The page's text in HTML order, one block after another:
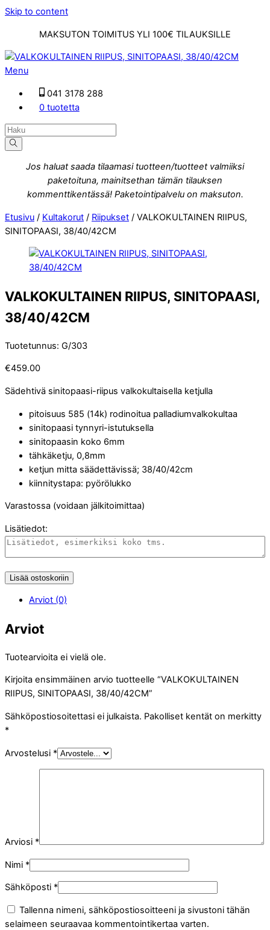
Skip to content
MAKSUTON TOIMITUS YLI 100€ TILAUKSILLE
Menu
041 3178 288
0 tuotetta
Jos haluat saada tilaamasi tuotteen/tuotteet valmiiksi
paketoituna, mainitsethan tämän tilauksen
kommenttikentässä! Paketointipalvelu on maksuton.
Etusivu / Kultakorut / Riipukset / VALKOKULTAINEN RIIPUS,
SINITOPAASI, 38/40/42CM
VALKOKULTAINEN RIIPUS, SINITOPAASI,
38/40/42CM
Tuotetunnus: G/303
€459.00
Sädehtivä sinitopaasi-riipus valkokultaisella ketjulla
pitoisuus 585 (14k) rodinoitua palladiumvalkokultaa
sinitopaasi tynnyri-istutuksella
sinitopaasin koko 6mm
tähkäketju, 0,8mm
ketjun mitta säädettävissä; 38/40/42cm
kiinnitystapa: pyörölukko
Varastossa (voidaan jälkitoimittaa)
Lisätiedot:
Lisää ostoskoriin
Arviot (0)
Arviot
Tuotearvioita ei vielä ole.
Kirjoita ensimmäinen arvio tuotteelle “VALKOKULTAINEN
RIIPUS, SINITOPAASI, 38/40/42CM”
Sähköpostiosoitettasi ei julkaista. Pakolliset kentät on merkitty
*
Arvostelusi *
Arviosi *
Nimi *
Sähköposti *
Tallenna nimeni, sähköpostiosoitteeni ja sivustoni tähän
selaimeen seuraavaa kommentointikertaa varten.